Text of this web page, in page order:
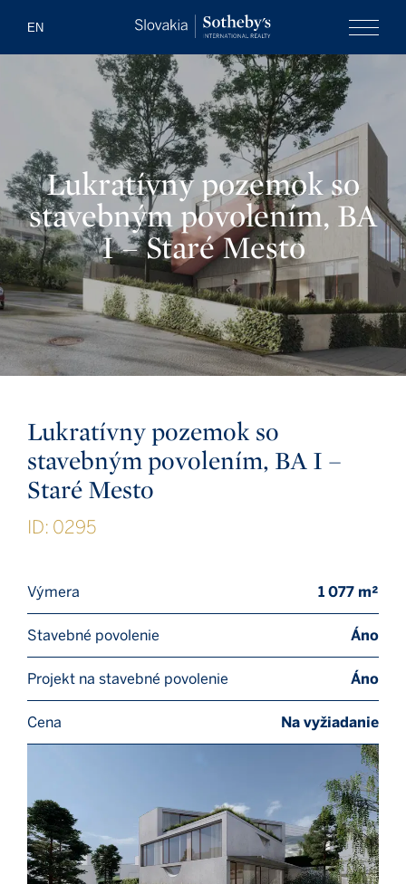
Slovakia
EN
Lukratívny pozemok so
stavebným povolením, BA
I – Staré Mesto
Lukratívny pozemok so
stavebným povolením, BA I –
Staré Mesto
ID: 0295
Výmera 1 077 m²
Stavebné povolenie Áno
Projekt na stavebné povolenie Áno
Cena Na vyžiadanie